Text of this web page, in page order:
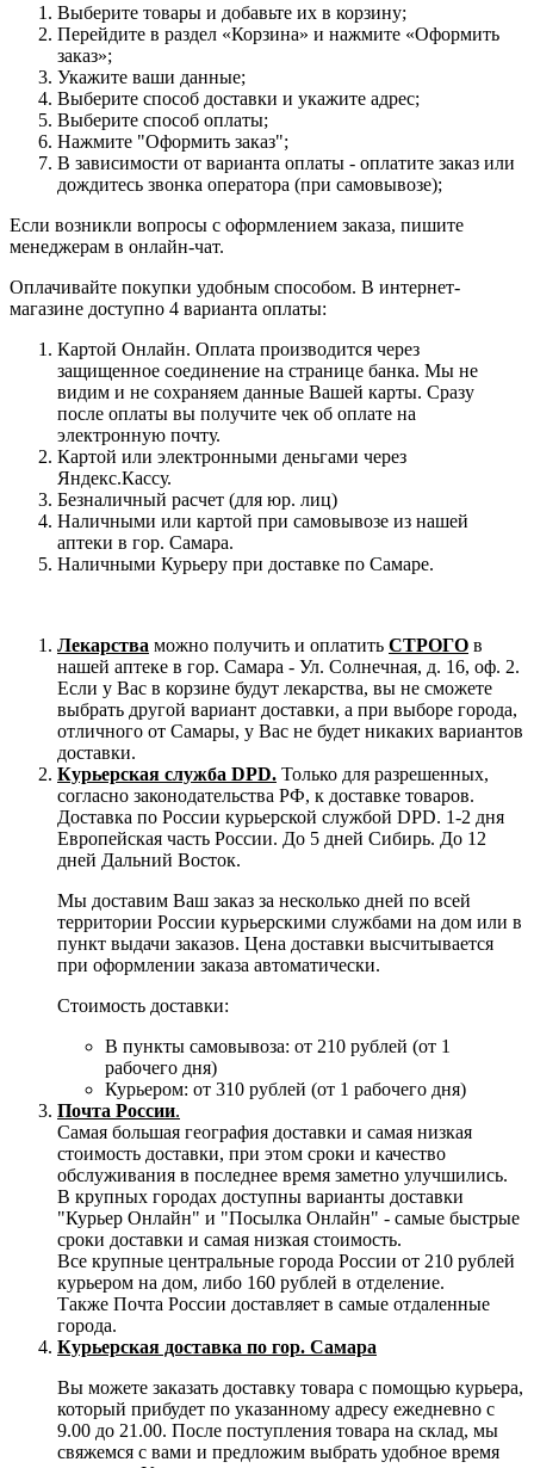
Выберите товары и добавьте их в корзину;
Перейдите в раздел «Корзина» и нажмите «Оформить
заказ»;
Укажите ваши данные;
Выберите способ доставки и укажите адрес;
Выберите способ оплаты;
Нажмите "Оформить заказ";
В зависимости от варианта оплаты - оплатите заказ или
дождитесь звонка оператора (при самовывозе);
Если возникли вопросы с оформлением заказа, пишите
менеджерам в онлайн-чат.
Оплачивайте покупки удобным способом. В интернет-
магазине доступно 4 варианта оплаты:
Картой Онлайн. Оплата производится через
защищенное соединение на странице банка. Мы не
видим и не сохраняем данные Вашей карты. Сразу
после оплаты вы получите чек об оплате на
электронную почту.
Картой или электронными деньгами через
Яндекс.Кассу.
Безналичный расчет (для юр. лиц)
Наличными или картой при самовывозе из нашей
аптеки в гор. Самара.
Наличными Курьеру при доставке по Самаре.
Лекарства можно получить и оплатить СТРОГО в
нашей аптеке в гор. Самара - Ул. Солнечная, д. 16, оф. 2.
Если у Вас в корзине будут лекарства, вы не сможете
выбрать другой вариант доставки, а при выборе города,
отличного от Самары, у Вас не будет никаких вариантов
доставки.
Курьерская служба DPD. Только для разрешенных,
согласно законодательства РФ, к доставке товаров.
Доставка по России курьерской службой DPD. 1-2 дня
Европейская часть России. До 5 дней Сибирь. До 12
дней Дальний Восток.
Мы доставим Ваш заказ за несколько дней по всей
территории России курьерскими службами на дом или в
пункт выдачи заказов. Цена доставки высчитывается
при оформлении заказа автоматически.
Стоимость доставки:
В пункты самовывоза: от 210 рублей (от 1
рабочего дня)
Курьером: от 310 рублей (от 1 рабочего дня)
Почта России.
Самая большая география доставки и самая низкая
стоимость доставки, при этом сроки и качество
обслуживания в последнее время заметно улучшились.
В крупных городах доступны варианты доставки
"Курьер Онлайн" и "Посылка Онлайн" - самые быстрые
сроки доставки и самая низкая стоимость.
Все крупные центральные города России от 210 рублей
курьером на дом, либо 160 рублей в отделение.
Также Почта России доставляет в самые отдаленные
города.
Курьерская доставка по гор. Самара
Вы можете заказать доставку товара с помощью курьера,
который прибудет по указанному адресу ежедневно с
9.00 до 21.00. После поступления товара на склад, мы
свяжемся с вами и предложим выбрать удобное время